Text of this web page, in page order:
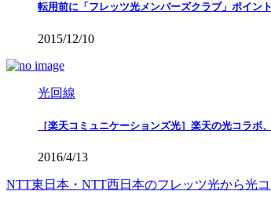
転用前に「フレッツ光メンバーズクラブ」ポイン
2015/12/10
光回線
［楽天コミュニケーションズ光］楽天の光コラボ
2016/4/13
NTT東日本・NTT西日本のフレッツ光から光